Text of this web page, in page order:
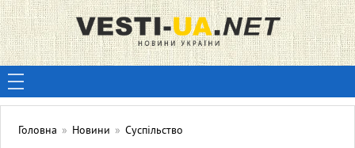
Головна » Новини » Суспільство